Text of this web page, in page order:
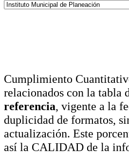
Cumplimiento
relacionados con la tabla
referencia, vigente a la
duplicidad de formatos,
actualización. Este
así la CALIDAD de la